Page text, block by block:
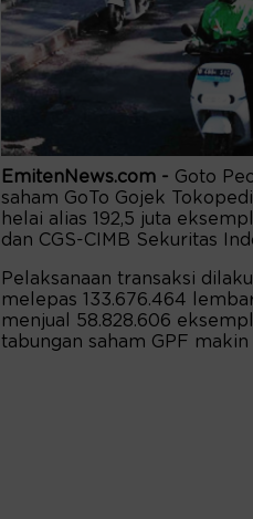
EmitenNews.com - Goto
saham GoTo Gojek
helai alias 192,5 juta
dan CGS-CIMB Sekuritas
Pelaksanaan transaksi
melepas 133.676.464
menjual 58.828.606
tabungan saham GPF makin